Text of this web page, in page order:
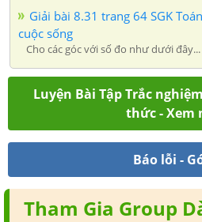
Giải bài 8.31 trang 64 SGK
cuộc sống
Cho các góc với số đo như dưới đây...
Luyện Bài Tập Trắc
thức - Xem
Báo lỗi -
Tham Gia Group